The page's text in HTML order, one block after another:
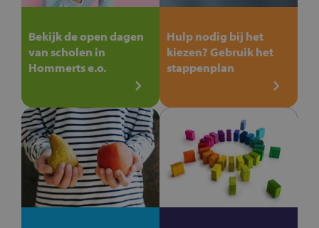
Bekijk de open dagen
van scholen in
Hommerts e.o.
Hulp nodig bij het
kiezen? Gebruik het
stappenplan